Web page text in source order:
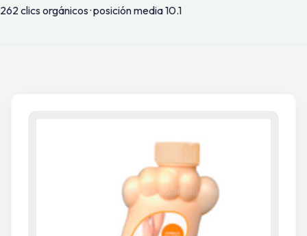
262 clics orgánicos · posición media 10.1